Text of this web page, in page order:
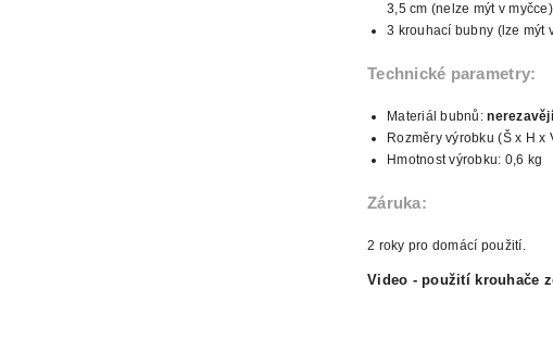
3,5 cm (nelze mýt v myčce)
3 krouhací bubny (lze mýt
Technické parametry:
Materiál bubnů:
Rozměry výrobku (Š x H x
Hmotnostvýrobku: 0,6 kg
Záruka:
2 roky pro domácí použití.
Video - použití krouhače